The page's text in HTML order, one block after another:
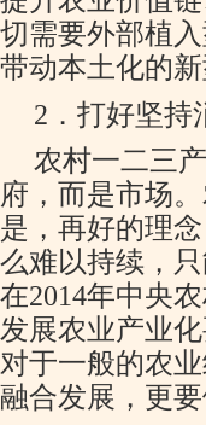
切需要外部植
带动本土化的
2．打好坚持
农村一二三
府，而是市场
是，再好的理
么难以持续，
在2014年中央
发展农业产业
对于一般的农
融合发展，更